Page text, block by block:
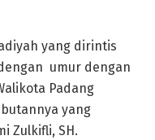
yang dirintis
umur dengan
Padang
yang
Zulkifli, SH.